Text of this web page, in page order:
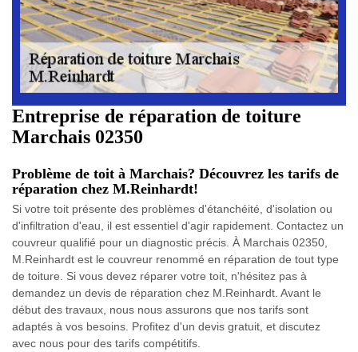
Entreprise de réparation de toiture
Marchais 02350
Problème de toit à Marchais? Découvrez les tarifs de
réparation chez M.Reinhardt!
Si votre toit présente des problèmes d'étanchéité, d'isolation ou
d'infiltration d'eau, il est essentiel d'agir rapidement. Contactez un
couvreur qualifié pour un diagnostic précis. À Marchais 02350,
M.Reinhardt est le couvreur renommé en réparation de tout type
de toiture. Si vous devez réparer votre toit, n'hésitez pas à
demandez un devis de réparation chez M.Reinhardt. Avant le
début des travaux, nous nous assurons que nos tarifs sont
adaptés à vos besoins. Profitez d'un devis gratuit, et discutez
avec nous pour des tarifs compétitifs.